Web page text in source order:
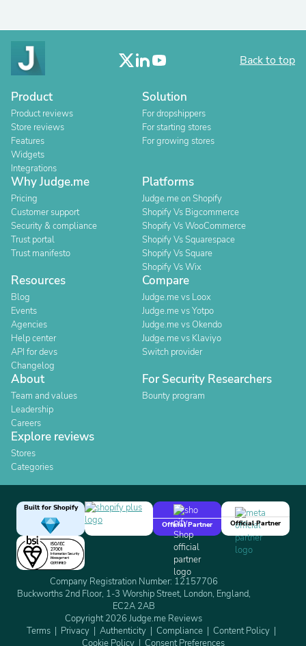
Back to top
Product
Product reviews
Store reviews
Features
Widgets
Integrations
Solution
For dropshippers
For starting stores
For growing stores
Why Judge.me
Pricing
Customer support
Security & compliance
Trust portal
Trust manifesto
Platforms
Judge.me on Shopify
Shopify Vs Bigcommerce
Shopify Vs WooCommerce
Shopify Vs Squarespace
Shopify Vs Square
Shopify Vs Wix
Resources
Blog
Events
Agencies
Help center
API for devs
Changelog
Compare
Judge.me vs Loox
Judge.me vs Yotpo
Judge.me vs Okendo
Judge.me vs Klaviyo
Switch provider
About
Team and values
Leadership
Careers
For Security Researchers
Bounty program
Explore reviews
Stores
Categories
Built for Shopify
Official Partner
Official Partner
Company Registration Number: 12157706
Buckworths 2nd Floor, 1-3 Worship Street, London, England,
EC2A 2AB
Copyright 2026 Judge.me Reviews
Terms
Privacy Authenticity Compliance
Content Policy
Cookie Policy
Consent Preferences